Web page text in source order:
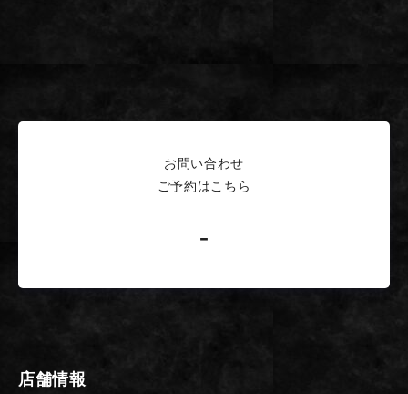
お問い合わせ
ご予約はこちら
-
店舗情報